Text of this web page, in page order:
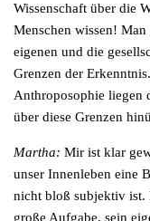
Wissenschaft über die
Menschen wissen! Man
eigenen und die
Grenzen der
Anthroposophie liegen
über diese Grenzen
Martha: Mir ist klar
unser Innenleben eine
nicht bloß subjektiv ist.
große Aufgabe, sein